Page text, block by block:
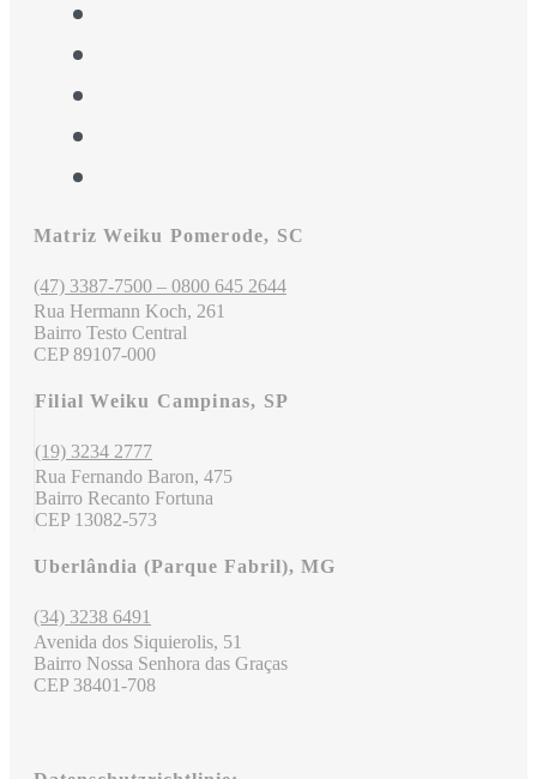
Matriz Weiku Pomerode, SC
(47) 3387-7500 – 0800 645 2644
Rua Hermann Koch, 261
Bairro Testo Central
CEP 89107-000
Filial Weiku Campinas, SP
(19) 3234 2777
Rua Fernando Baron, 475
Bairro Recanto Fortuna
CEP 13082-573
Uberlândia (Parque Fabril), MG
(34) 3238 6491
Avenida dos Siquierolis, 51
Bairro Nossa Senhora das Graças
CEP 38401-708